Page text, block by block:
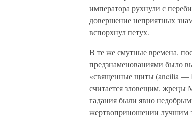
императора рухнули с
довершение неприятных
вспорхнул петух.
В те же смутные времена,
предзнаменованиями было
«священные щиты (ancilia —
считается зловещим, жрецы
гадания были явно
жертвоприношении лучшим